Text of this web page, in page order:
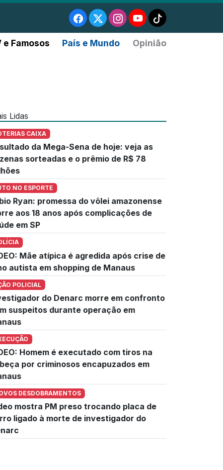
e Famosos País e Mundo Opinião
Lidas
CAIXA
da Mega-Sena de hoje: veja as
sorteadas e o prêmio de R$ 78
NO ESPORTE
Ryan: promessa do vôlei amazonense
aos 18 anos após complicações de
em SP
Mãe atípica é agredida após crise de
autista em shopping de Manaus
POLICIAL
do Denarc morre em confronto
suspeitos durante operação em
Homem é executado com tiros na
por criminosos encapuzados em
DESDOBRAMENTOS
mostra PM preso trocando placa de
ligado à morte de investigador do